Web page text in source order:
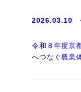
2026.03.10
令和８年度京
へつなぐ農業